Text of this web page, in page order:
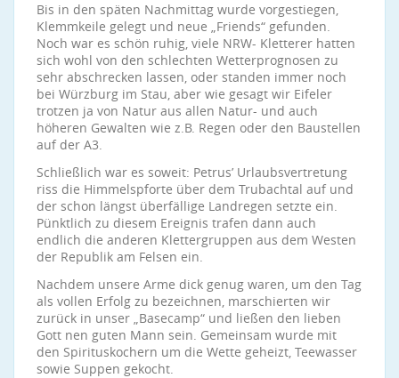
Bis in den späten Nachmittag wurde vorgestiegen,
Klemmkeile gelegt und neue „Friends“ gefunden.
Noch war es schön ruhig, viele NRW- Kletterer hatten
sich wohl von den schlechten Wetterprognosen zu
sehr abschrecken lassen, oder standen immer noch
bei Würzburg im Stau, aber wie gesagt wir Eifeler
trotzen ja von Natur aus allen Natur- und auch
höheren Gewalten wie z.B. Regen oder den Baustellen
auf der A3.
Schließlich war es soweit: Petrus’ Urlaubsvertretung
riss die Himmels­pforte über dem Trubachtal auf und
der schon längst überfällige Land­regen setzte ein.
Pünktlich zu diesem Ereignis trafen dann auch
endlich die anderen Klettergruppen aus dem Westen
der Republik am Felsen ein.
Nachdem unsere Arme dick genug waren, um den Tag
als vollen Erfolg zu bezeichnen, marschierten wir
zurück in unser „Basecamp“ und ließen den lieben
Gott nen guten Mann sein. Gemeinsam wurde mit
den Spiri­tuskochern um die Wette geheizt, Teewasser
sowie Suppen ge­kocht.